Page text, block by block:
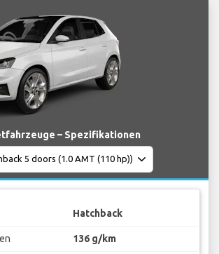
– Spezifikationen
Hatchback
136 g/km